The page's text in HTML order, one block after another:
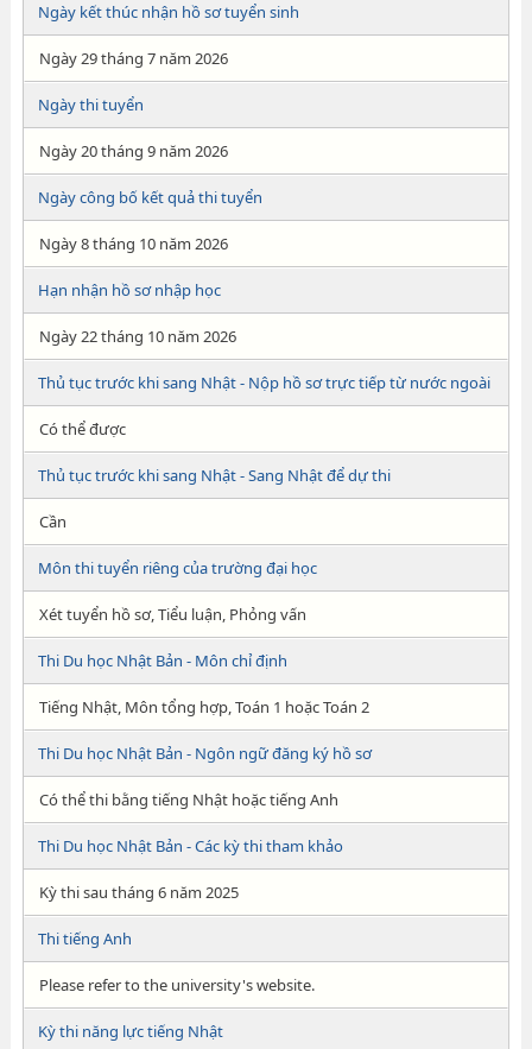
Ngày kết thúc nhận hồ sơ tuyển sinh
Ngày 29 tháng 7 năm 2026
Ngày thi tuyển
Ngày 20 tháng 9 năm 2026
Ngày công bố kết quả thi tuyển
Ngày 8 tháng 10 năm 2026
Hạn nhận hồ sơ nhập học
Ngày 22 tháng 10 năm 2026
Thủ tục trước khi sang Nhật - Nộp hồ sơ trực tiếp từ nước ngoài
Có thể được
Thủ tục trước khi sang Nhật - Sang Nhật để dự thi
Cần
Môn thi tuyển riêng của trường đại học
Xét tuyển hồ sơ, Tiểu luận, Phỏng vấn
Thi Du học Nhật Bản - Môn chỉ định
Tiếng Nhật, Môn tổng hợp, Toán 1 hoặc Toán 2
Thi Du học Nhật Bản - Ngôn ngữ đăng ký hồ sơ
Có thể thi bằng tiếng Nhật hoặc tiếng Anh
Thi Du học Nhật Bản - Các kỳ thi tham khảo
Kỳ thi sau tháng 6 năm 2025
Thi tiếng Anh
Please refer to the university's website.
Kỳ thi năng lực tiếng Nhật